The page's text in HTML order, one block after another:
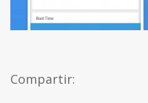
Compartir: